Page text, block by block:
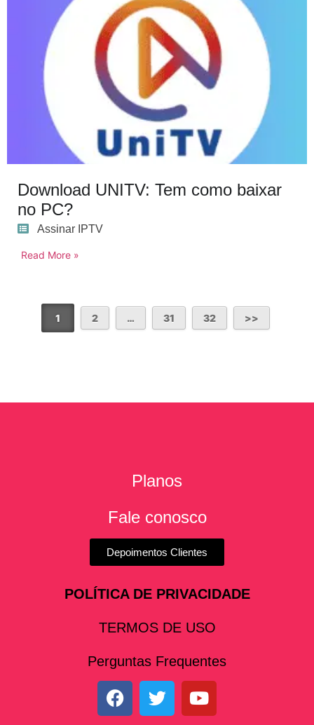
Download UNITV: Tem como baixar
no PC?
Assinar IPTV
Read More »
1 2 … 31 32
Planos
Fale conosco
Depoimentos Clientes
POLÍTICA DE PRIVACIDADE
TERMOS DE USO
Perguntas Frequentes